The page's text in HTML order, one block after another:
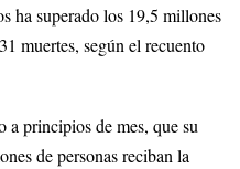
ha superado los 19,5 millones
muertes, según el recuento
principios de mes, que su
de personas reciban la